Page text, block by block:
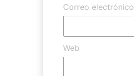
Correo electrónico
Web